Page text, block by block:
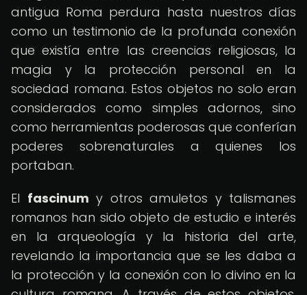
antigua Roma perdura hasta nuestros días
como un testimonio de la profunda conexión
que existía entre las creencias religiosas, la
magia y la protección personal en la
sociedad romana. Estos objetos no solo eran
considerados como simples adornos, sino
como herramientas poderosas que conferían
poderes sobrenaturales a quienes los
portaban.
El fascinum y otros amuletos y talismanes
romanos han sido objeto de estudio e interés
en la arqueología y la historia del arte,
revelando la importancia que se les daba a
la protección y la conexión con lo divino en la